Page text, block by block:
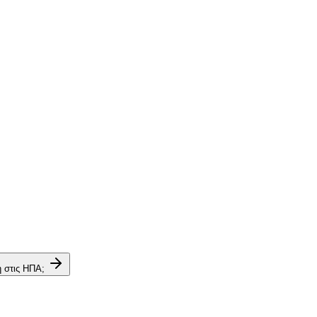
στις ΗΠΑ;